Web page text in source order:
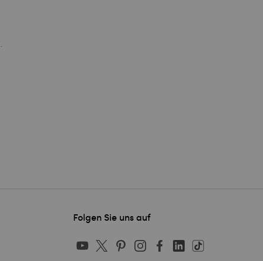
Folgen Sie uns auf